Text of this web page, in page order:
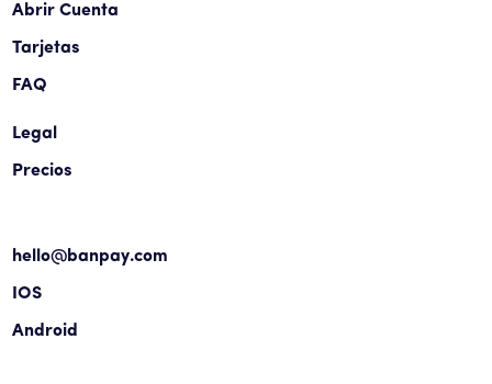
Abrir Cuenta
Tarjetas
FAQ
Legal
Precios
hello@banpay.com
IOS
Android